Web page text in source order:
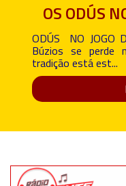
OS ODÚS
ODÚS NO
Búzios se perde
tradição está est...